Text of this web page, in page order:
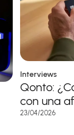
Interviews
Qonto:
con una
23/04/2026